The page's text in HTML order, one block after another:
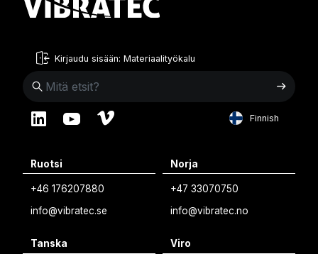
Kirjaudu sisään: Materiaalityökalu
Finnish
Swedish
Ruotsi
+46 176207880
info@vibratec.se
Norja
+47 33070750
info@vibratec.no
Tanska Viro